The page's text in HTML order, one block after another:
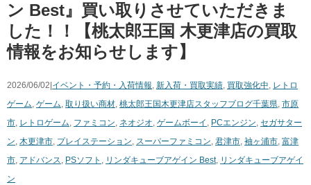
ン Best』買い取りさせていただきま
した！！【桃太郎王国 木更津店の買取
情報をお知らせします】
2026/06/02| イベント・予約・入荷情報, 新入荷・買取実績, 買取強化中, レトロ
ゲーム, ゲーム, 取り扱い商材, 桃太郎王国木更津店スタッフブログ千葉県, 市原
市, レトロゲーム, ファミコン, ネオジオ, ゲームボーイ , PCエンジン, セガサター
ン, 木更津市, プレイステーション, スーパーファミコン, 君津市, 袖ヶ浦市, 富津
市, アドバンス, PSソフト , リンダキューブアゲイン Best, リンダキューブアゲイ
ン